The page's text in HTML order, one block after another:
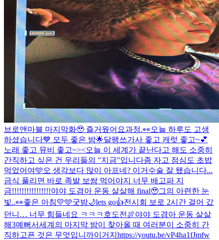
브로앤마블 마지막화🥹 즐거웠어요과정.👀오늘 하루도 고생
하셨습니다💙 모두 좋은 밤🌟달팽쓰가사 좋고 캐럿 좋고~💕
노래 좋고 뮤비 좋고~><오늘 이 세계가 끝난다고 해도 소중히
간직하고 싶은 건 우리들의 "지금"입니다좀 자고 점심도 초밥
먹었어여🩵오 생각보다 많이 아프네? 이거 수술 잘 됐습니다...
금식 풀리면 바로 족발 보쌈 먹어야지 너무 배고파 지
금!!!!!!!!!!!!!!!!야야 도겸아 운동 살살해 final🥹그의 아련한 눈
빛..👀좋은 아침💛🩵굿밤🌙lets go👍전시회 보로 2시간 걸어 갔
던니… 너무 힘들네요 ㅋㅋㅋ 호도전🍖야야 도겸아 운동 살살
해3예뻐서세계의 마지막 밤이 찾아올 때 여러분이 소중히 간
직하고픈 것은 무엇입니까이거지 https://youtu.be/vP4ha1fJmfw